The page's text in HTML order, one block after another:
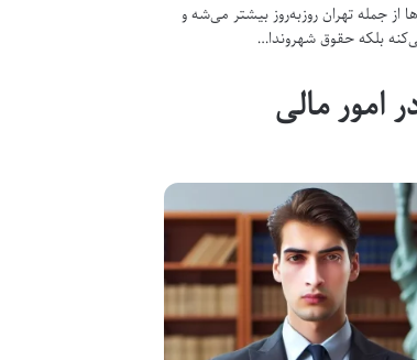
جمله تهران روزبه‌روز بیشتر می‌شه و
بلکه حقوق شهروندا…
امور مالی